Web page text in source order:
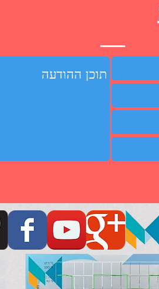
אריזות בטמפרטורה, אריזות טמפרטורה, אריזה לטמפרטורה, אריזה בטמפרטורה,
אלומיניום, אריזת אלומיניום, אווירה מבוקרת, מארזים מבוקרי טמפרטורה,
אריזה מבוקרת טמפ', אריזות מבוקרות טמפ', אריזות לטמפ', אריזות בטמפ',